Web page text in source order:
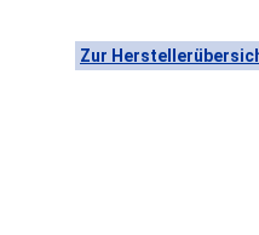
Zur